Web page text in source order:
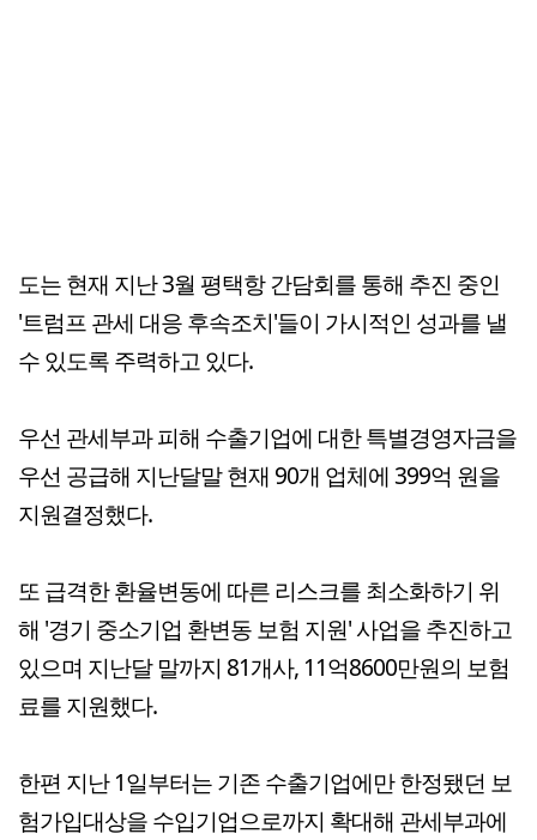
도는 현재 지난 3월 평택항 간담회를 통해 추진 중인
'트럼프 관세 대응 후속조치'들이 가시적인 성과를 낼
수 있도록 주력하고 있다.
우선 관세부과 피해 수출기업에 대한 특별경영자금을
우선 공급해 지난달말 현재 90개 업체에 399억 원을
지원결정했다.
또 급격한 환율변동에 따른 리스크를 최소화하기 위
해 '경기 중소기업 환변동 보험 지원' 사업을 추진하고
있으며 지난달 말까지 81개사, 11억8600만원의 보험
료를 지원했다.
한편 지난 1일부터는 기존 수출기업에만 한정됐던 보
험가입대상을 수입기업으로까지 확대해 관세부과에